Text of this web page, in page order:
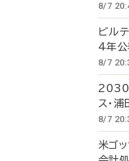
8/7
ビル
4年公
8/7
2030
ス・
8/7
米ゴ